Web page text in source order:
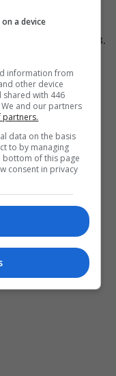
vc zerou i gisgaea 3.
mesmo?
de tempo.
dizem ser um jogo
axo q se
a device
information from
other device
shared with 446
and our partners
partners.
data on the basis
to by managing
bottom of this page
consent in privacy